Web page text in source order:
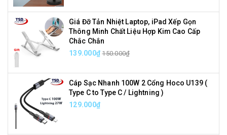
Giá Đỡ Tản Nhiệt Laptop, iPad Xếp Gọn
Thông Minh Chất Liệu Hợp Kim Cao Cấp
Chắc Chắn
139.000₫ 150.000₫
Cáp Sạc Nhanh 100W 2 Cổng Hoco U139 (
Type C to Type C / Lightning )
129.000₫